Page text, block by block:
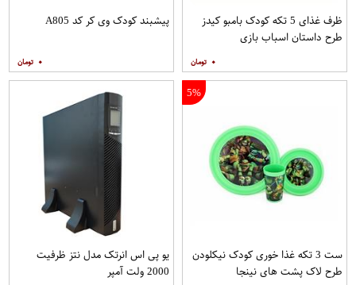
ظرف غذای 5 تکه کودک بامبو کیدز
طرح داستان اسباب بازی
۰
پیشبند کودک وی کر کد A805
۰
5%
ست 3 تکه غذا خوری کودک نیکلودن
طرح لاک پشت های نینجا
یو پی اس انرتک مدل نتز ظرفیت
2000 ولت آمپر